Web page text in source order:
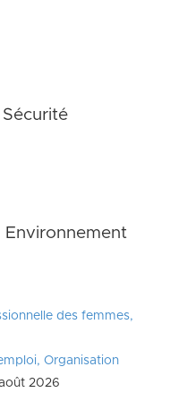
Environnement
des femmes,
Organisation
2026